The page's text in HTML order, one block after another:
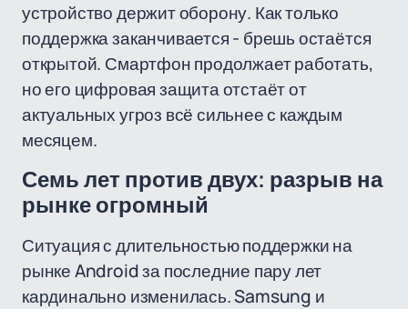
устройство держит оборону. Как только
поддержка заканчивается - брешь остаётся
открытой. Смартфон продолжает работать,
но его цифровая защита отстаёт от
актуальных угроз всё сильнее с каждым
месяцем.
Семь лет против двух: разрыв на
рынке огромный
Ситуация с длительностью поддержки на
рынке Android за последние пару лет
кардинально изменилась. Samsung и